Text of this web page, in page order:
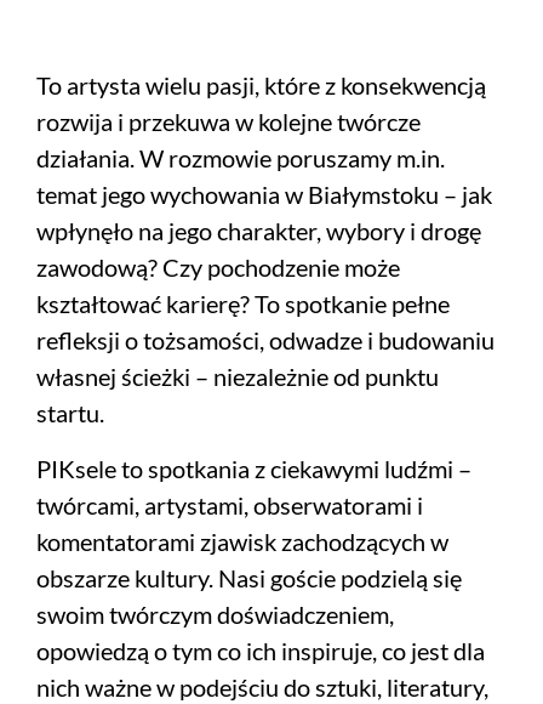
To artysta wielu pasji, które z konsekwencją
rozwija i przekuwa w kolejne twórcze
działania. W rozmowie poruszamy m.in.
temat jego wychowania w Białymstoku – jak
wpłynęło na jego charakter, wybory i drogę
zawodową? Czy pochodzenie może
kształtować karierę? To spotkanie pełne
refleksji o tożsamości, odwadze i budowaniu
własnej ścieżki – niezależnie od punktu
startu.
PIKsele to spotkania z ciekawymi ludźmi –
twórcami, artystami, obserwatorami i
komentatorami zjawisk zachodzących w
obszarze kultury. Nasi goście podzielą się
swoim twórczym doświadczeniem,
opowiedzą o tym co ich inspiruje, co jest dla
nich ważne w podejściu do sztuki, literatury,